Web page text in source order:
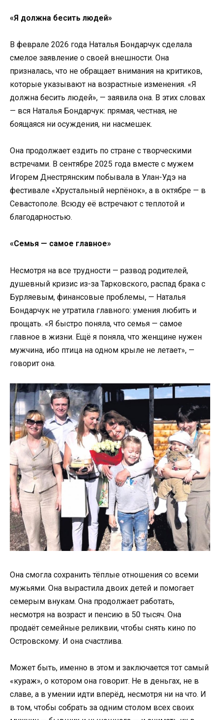
«Я должна бесить людей»
В феврале 2026 года Наталья Бондарчук сделала
смелое заявление о своей внешности. Она
призналась, что не обращает внимания на критиков,
которые указывают на возрастные изменения. «Я
должна бесить людей», — заявила она. В этих словах
— вся Наталья Бондарчук: прямая, честная, не
боящаяся ни осуждения, ни насмешек.
Она продолжает ездить по стране с творческими
встречами. В сентябре 2025 года вместе с мужем
Игорем Днестрянским побывала в Улан-Удэ на
фестивале «Хрустальный нерпёнок», а в октябре — в
Севастополе. Всюду её встречают с теплотой и
благодарностью.
«Семья — самое главное»
Несмотря на все трудности — развод родителей,
душевный кризис из-за Тарковского, распад брака с
Бурляевым, финансовые проблемы, — Наталья
Бондарчук не утратила главного: умения любить и
прощать. «Я быстро поняла, что семья — самое
главное в жизни. Ещё я поняла, что женщине нужен
мужчина, ибо птица на одном крыле не летает», —
говорит она.
Она смогла сохранить тёплые отношения со всеми
мужьями. Она вырастила двоих детей и помогает
семерым внукам. Она продолжает работать,
несмотря на возраст и пенсию в 50 тысяч. Она
продаёт семейные реликвии, чтобы снять кино по
Островскому. И она счастлива.
Может быть, именно в этом и заключается тот самый
«кураж», о котором она говорит. Не в деньгах, не в
славе, а в умении идти вперёд, несмотря ни на что. И
в том, чтобы собрать за одним столом всех своих